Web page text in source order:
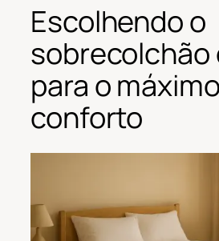
Escolhendo o
sobrecolchão
para o máximo
conforto